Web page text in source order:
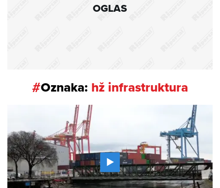
OGLAS
#Oznaka: hž infrastruktura